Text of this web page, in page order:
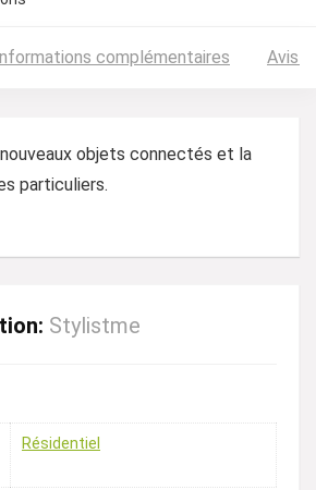
complémentaires Avis
objets connectés et la
particuliers.
Stylistme
Résidentiel